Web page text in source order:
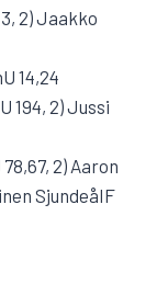
2) Jaakko
14,24
194, 2) Jussi
2) Aaron
SjundeåIF